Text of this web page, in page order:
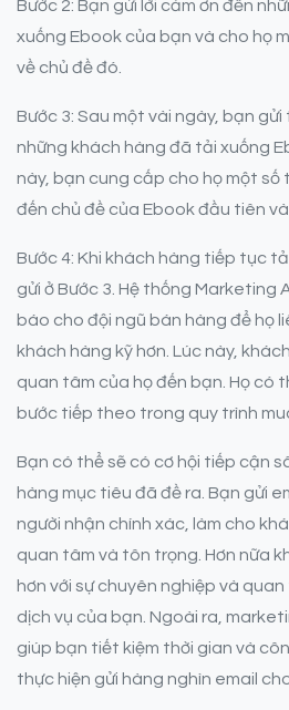
Bước 2: Bạn gửi lời cảm ơn đến
xuống Ebook của bạn và cho họ
về chủ đề đó.
Bước 3: Sau một vài ngày, bạn
những khách hàng đã tải xuống
này, bạn cung cấp cho họ một số
đến chủ đề của Ebook đầu tiên
Bước 4: Khi khách hàng tiếp tục
gửi ở Bước 3. Hệ thống
báo cho đội ngũ bán hàng để họ
khách hàng kỹ hơn. Lúc này,
quan tâm của họ đến bạn. Họ có
bước tiếp theo trong quy trình
Bạn có thể sẽ có cơ hội tiếp cận
hàng mục tiêu đã đề ra. Bạn gửi
người nhận chính xác, làm cho
quan tâm và tôn trọng. Hơn nữa
hơn với sự chuyên nghiệp và
dịch vụ của bạn. Ngoài ra,
giúp bạn tiết kiệm thời gian và
thực hiện gửi hàng nghìn email